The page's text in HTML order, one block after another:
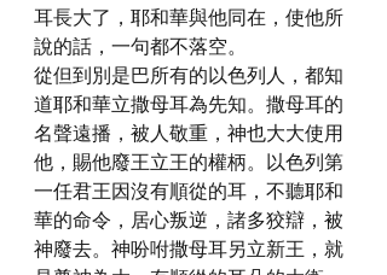
耳長大了，耶和華與他同在，使他所
說的話，一句都不落空。
從但到別是巴所有的以色列人，都知
道耶和華立撒母耳為先知。撒母耳的
名聲遠播，被人敬重，神也大大使用
他，賜他廢王立王的權柄。以色列第
一任君王因沒有順從的耳，不聽耶和
華的命令，居心叛逆，諸多狡辯，被
神廢去。神吩咐撒母耳另立新王，就